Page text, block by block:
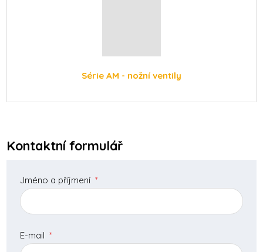
Série AM - nožní ventily
Kontaktní formulář
Jméno a příjmení *
E-mail *